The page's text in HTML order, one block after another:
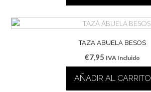
TAZA ABUELA BESOS
€7,95 IVA Incluido
AÑADIR AL CARRITO